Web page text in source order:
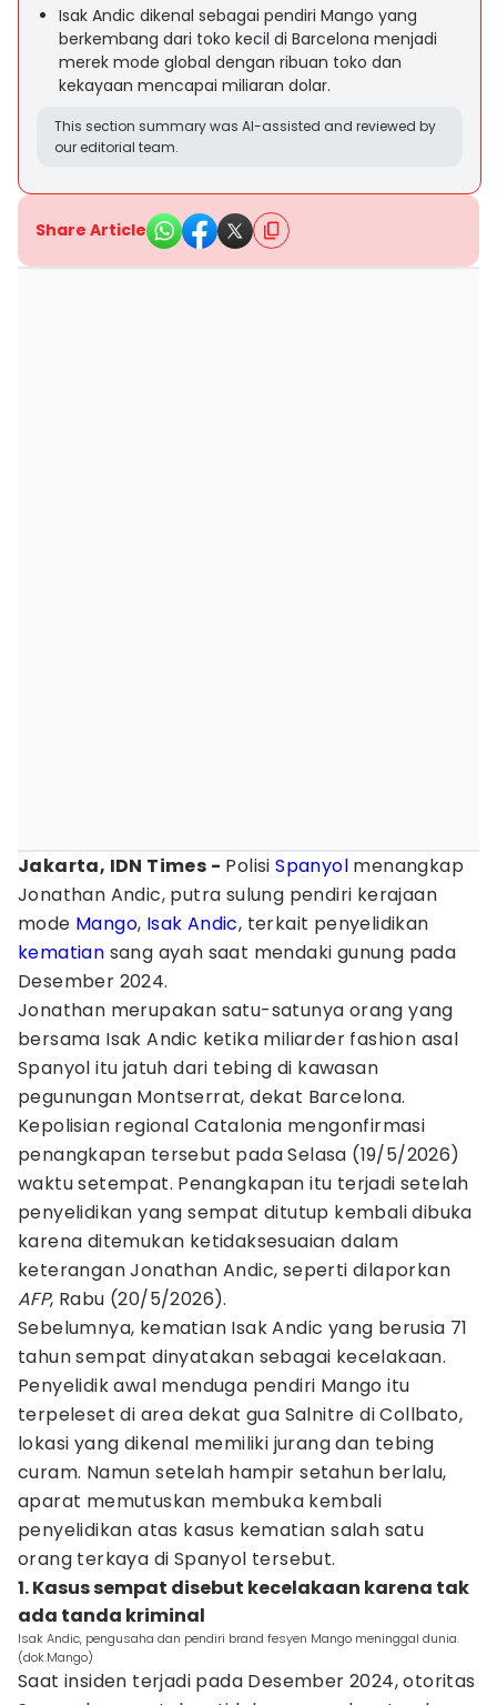
Isak Andic dikenal sebagai pendiri Mango yang
berkembang dari toko kecil di Barcelona menjadi
merek mode global dengan ribuan toko dan
kekayaan mencapai miliaran dolar.
This section summary was AI-assisted and reviewed by
our editorial team.
Share Article
Jakarta, IDN Times - PolisiSpanyol menangkap
Jonathan Andic, putra sulung pendiri kerajaan
mode Mango, Isak Andic, terkait penyelidikan
kematian sang ayah saat mendaki gunung pada
Desember 2024.
Jonathan merupakan satu-satunya orang yang
bersama Isak Andic ketika miliarder fashion asal
Spanyol itu jatuh dari tebing di kawasan
pegunungan Montserrat, dekat Barcelona.
Kepolisian regional Catalonia mengonfirmasi
penangkapan tersebut pada Selasa (19/5/2026)
waktu setempat. Penangkapan itu terjadi setelah
penyelidikan yang sempat ditutup kembali dibuka
karena ditemukan ketidaksesuaian dalam
keterangan Jonathan Andic, seperti dilaporkan
AFP, Rabu (20/5/2026).
Sebelumnya, kematian Isak Andic yang berusia 71
tahun sempat dinyatakan sebagai kecelakaan.
Penyelidik awal menduga pendiri Mango itu
terpeleset di area dekat gua Salnitre di Collbato,
lokasi yang dikenal memiliki jurang dan tebing
curam. Namun setelah hampir setahun berlalu,
aparat memutuskan membuka kembali
penyelidikan atas kasus kematian salah satu
orang terkaya di Spanyol tersebut.
1. Kasus sempat disebut kecelakaan karena tak
ada tanda kriminal
Isak Andic, pengusaha dan pendiri brand fesyen Mango meninggal dunia.
(dok.Mango)
Saat insiden terjadi pada Desember 2024, otoritas